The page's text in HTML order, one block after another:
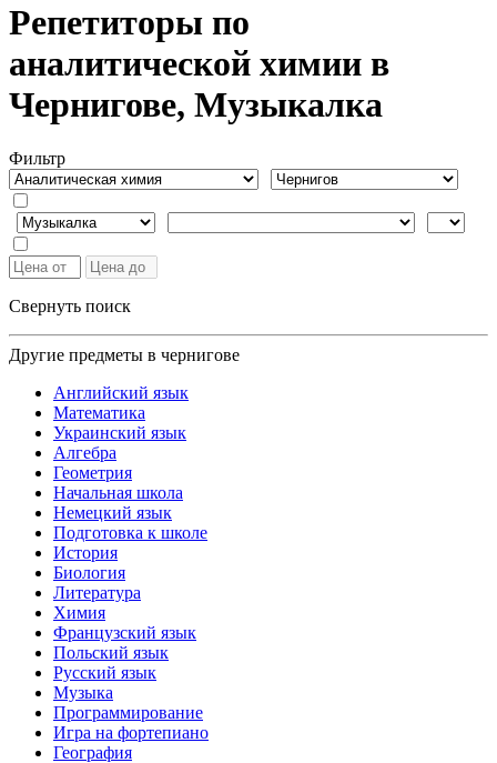
Репетиторы по
аналитической химии в
Чернигове, Музыкалка
Фильтр
Свернуть поиск
Другие предметы в чернигове
Английский язык
Математика
Украинский язык
Алгебра
Геометрия
Начальная школа
Немецкий язык
Подготовка к школе
История
Биология
Литература
Химия
Французский язык
Польский язык
Русский язык
Музыка
Программирование
Игра на фортепиано
География